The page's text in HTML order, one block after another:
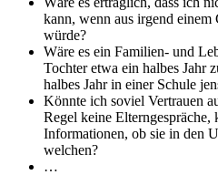
kann, wenn aus irgend
würde?
Wäre es ein Familien- und
Tochter etwa ein halbes Jahr
halbes Jahr in einer Schule
Könnte ich soviel Vertrauen
Regel keine Elterngespräche,
Informationen, ob sie in den
welchen?
…